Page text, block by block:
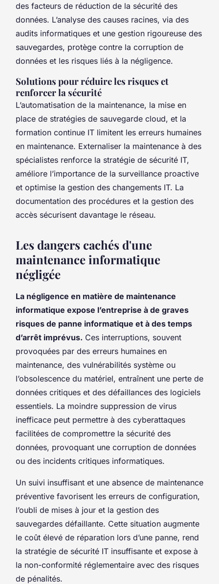
des facteurs de réduction de la sécurité des
données. L’analyse des causes racines, via des
audits informatiques et une gestion rigoureuse des
sauvegardes, protège contre la corruption de
données et les risques liés à la négligence.
Solutions pour réduire les risques et
renforcer la sécurité
L’automatisation de la maintenance, la mise en
place de stratégies de sauvegarde cloud, et la
formation continue IT limitent les erreurs humaines
en maintenance. Externaliser la maintenance à des
spécialistes renforce la stratégie de sécurité IT,
améliore l’importance de la surveillance proactive
et optimise la gestion des changements IT. La
documentation des procédures et la gestion des
accès sécurisent davantage le réseau.
Les dangers cachés d'une
maintenance informatique
négligée
La négligence en matière de maintenance
informatique expose l’entreprise à de graves
risques de panne informatique et à des temps
d’arrêt imprévus. Ces interruptions, souvent
provoquées par des erreurs humaines en
maintenance, des vulnérabilités système ou
l’obsolescence du matériel, entraînent une perte de
données critiques et des défaillances des logiciels
essentiels. La moindre suppression de virus
inefficace peut permettre à des cyberattaques
facilitées de compromettre la sécurité des
données, provoquant une corruption de données
ou des incidents critiques informatiques.
Un suivi insuffisant et une absence de maintenance
préventive favorisent les erreurs de configuration,
l’oubli de mises à jour et la gestion des
sauvegardes défaillante. Cette situation augmente
le coût élevé de réparation lors d’une panne, rend
la stratégie de sécurité IT insuffisante et expose à
la non-conformité réglementaire avec des risques
de pénalités.